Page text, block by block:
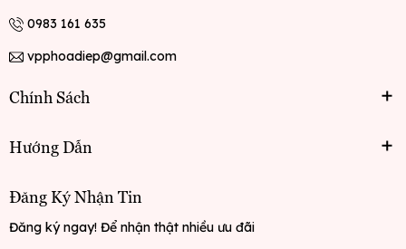
0983 161 635
vpphoadiep@gmail.com
Chính Sách
Hướng Dẫn
Đăng Ký Nhận Tin
Đăng ký ngay! Để nhận thật nhiều ưu đãi